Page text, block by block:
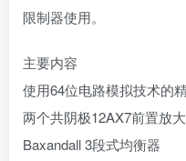
限制器使用。
主要内容
使用64位电路模拟技术的
两个共阴极12AX7前置放
Baxandall 3段式均衡器